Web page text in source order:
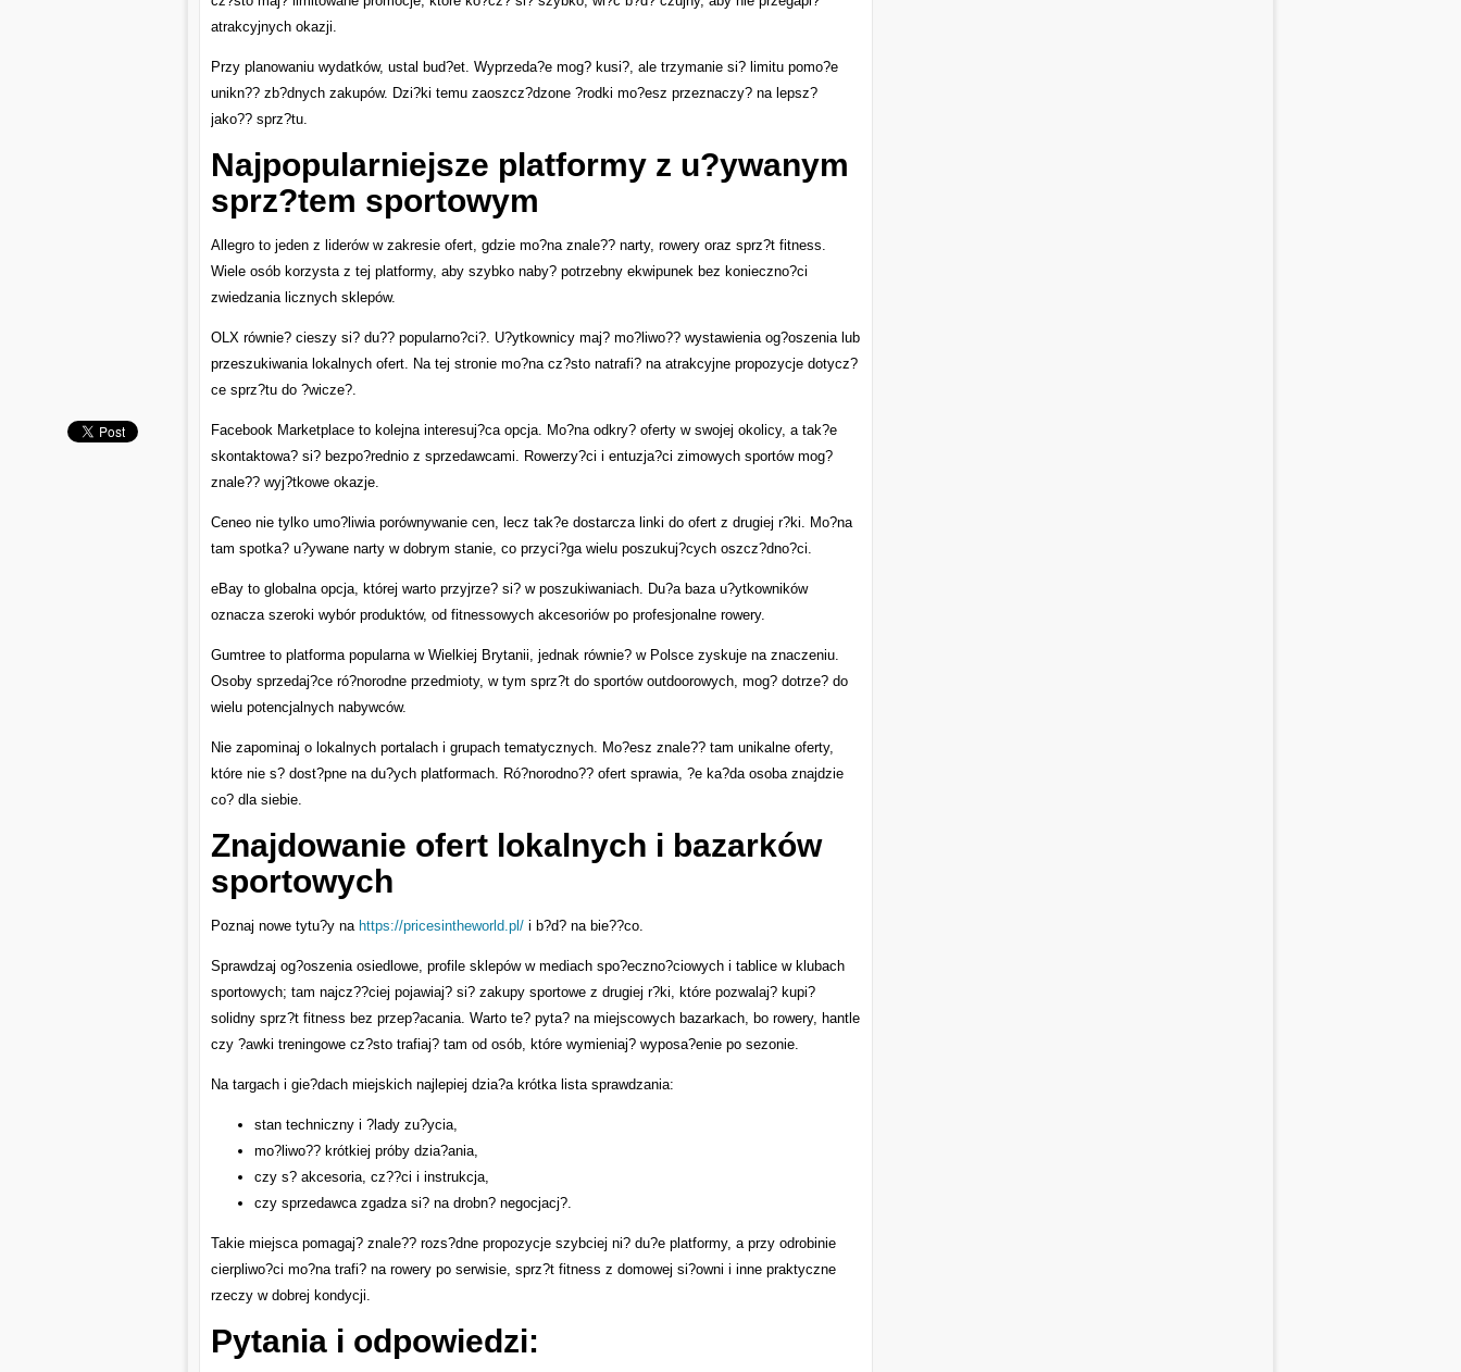
atrakcyjnych okazji.
Przy planowaniu wydatków, ustal bud?et. Wyprzeda?e mog? kusi?, ale trzymanie si? limitu pomo?e
unikn?? zb?dnych zakupów. Dzi?ki temu zaoszcz?dzone ?rodki mo?esz przeznaczy? na lepsz?
jako?? sprz?tu.
Najpopularniejsze platformy z u?ywanym
sprz?tem sportowym
Allegro to jeden z liderów w zakresie ofert, gdzie mo?na znale?? narty, rowery oraz sprz?t fitness.
Wiele osób korzysta z tej platformy, aby szybko naby? potrzebny ekwipunek bez konieczno?ci
zwiedzania licznych sklepów.
OLX równie? cieszy si? du?? popularno?ci?. U?ytkownicy maj? mo?liwo?? wystawienia og?oszenia lub
przeszukiwania lokalnych ofert. Na tej stronie mo?na cz?sto natrafi? na atrakcyjne propozycje dotycz?
ce sprz?tu do ?wicze?.
Facebook Marketplace to kolejna interesuj?ca opcja. Mo?na odkry? oferty w swojej okolicy, a tak?e
skontaktowa? si? bezpo?rednio z sprzedawcami. Rowerzy?ci i entuzja?ci zimowych sportów mog?
znale?? wyj?tkowe okazje.
Ceneo nie tylko umo?liwia porównywanie cen, lecz tak?e dostarcza linki do ofert z drugiej r?ki. Mo?na
tam spotka? u?ywane narty w dobrym stanie, co przyci?ga wielu poszukuj?cych oszcz?dno?ci.
eBay to globalna opcja, której warto przyjrze? si? w poszukiwaniach. Du?a baza u?ytkowników
oznacza szeroki wybór produktów, od fitnessowych akcesoriów po profesjonalne rowery.
Gumtree to platforma popularna w Wielkiej Brytanii, jednak równie? w Polsce zyskuje na znaczeniu.
Osoby sprzedaj?ce ró?norodne przedmioty, w tym sprz?t do sportów outdoorowych, mog? dotrze? do
wielu potencjalnych nabywców.
Nie zapominaj o lokalnych portalach i grupach tematycznych. Mo?esz znale?? tam unikalne oferty,
które nie s? dost?pne na du?ych platformach. Ró?norodno?? ofert sprawia, ?e ka?da osoba znajdzie
co? dla siebie.
Znajdowanie ofert lokalnych i bazarków
sportowych
Poznaj nowe tytu?y na https://pricesintheworld.pl/ i b?d? na bie??co.
Sprawdzaj og?oszenia osiedlowe, profile sklepów w mediach spo?eczno?ciowych i tablice w klubach
sportowych; tam najcz??ciej pojawiaj? si? zakupy sportowe z drugiej r?ki, które pozwalaj? kupi?
solidny sprz?t fitness bez przep?acania. Warto te? pyta? na miejscowych bazarkach, bo rowery, hantle
czy ?awki treningowe cz?sto trafiaj? tam od osób, które wymieniaj? wyposa?enie po sezonie.
Na targach i gie?dach miejskich najlepiej dzia?a krótka lista sprawdzania:
stan techniczny i ?lady zu?ycia,
mo?liwo?? krótkiej próby dzia?ania,
czy s? akcesoria, cz??ci i instrukcja,
czy sprzedawca zgadza si? na drobn? negocjacj?.
Takie miejsca pomagaj? znale?? rozs?dne propozycje szybciej ni? du?e platformy, a przy odrobinie
cierpliwo?ci mo?na trafi? na rowery po serwisie, sprz?t fitness z domowej si?owni i inne praktyczne
rzeczy w dobrej kondycji.
Pytania i odpowiedzi: